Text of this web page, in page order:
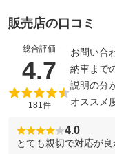
販売店の口コミ
総合評価
4.7 （5
181件
お問い合
納車まで
説明の分
オススメ
4.0
とても親切で対応が良